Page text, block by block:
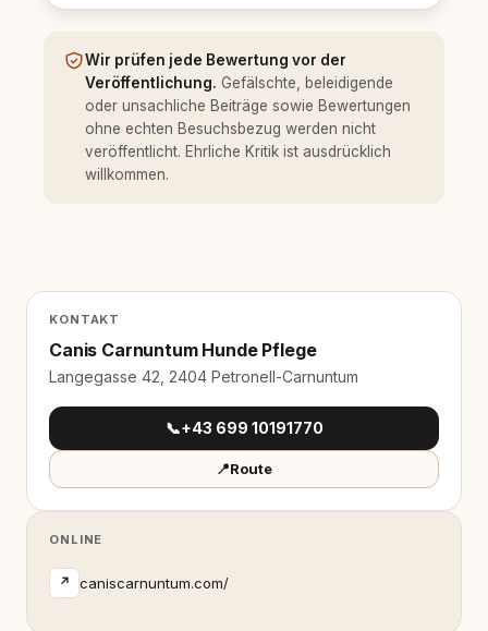
Wir prüfen jede Bewertung vor der
Veröffentlichung. Gefälschte, beleidigende
oder unsachliche Beiträge sowie Bewertungen
ohne echten Besuchsbezug werden nicht
veröffentlicht. Ehrliche Kritik ist ausdrücklich
willkommen.
KONTAKT
Canis Carnuntum Hunde Pflege
Langegasse 42, 2404 Petronell-Carnuntum
📞+43 699 10191770
📍Route
ONLINE
↗ caniscarnuntum.com/